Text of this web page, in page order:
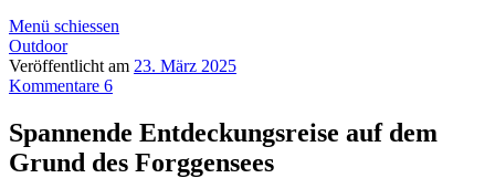
Menü schiessen
Outdoor
Veröffentlicht am 23. März 2025
Kommentare 6
Spannende Entdeckungsreise auf dem
Grund des Forggensees